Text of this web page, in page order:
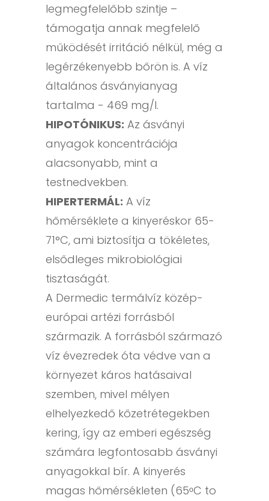
legmegfelelőbb szintje –
támogatja annak megfelelő
működését irritáció nélkül, még a
legérzékenyebb bőrön is. A víz
általános ásványianyag
tartalma - 469 mg/l.
HIPOTÓNIKUS: Az ásványi
anyagok koncentrációja
alacsonyabb, mint a
testnedvekben.
HIPERTERMÁL: A víz
hőmérséklete a kinyeréskor 65-
71°C, ami biztosítja a tökéletes,
elsődleges mikrobiológiai
tisztaságát.
A Dermedic termálvíz közép-
európai artézi forrásból
származik. A forrásból származó
víz évezredek óta védve van a
környezet káros hatásaival
szemben, mivel mélyen
elhelyezkedő kőzetrétegekben
kering, így az emberi egészség
számára legfontosabb ásványi
anyagokkal bír. A kinyerés
magas hőmérsékleten (65ᵒC to